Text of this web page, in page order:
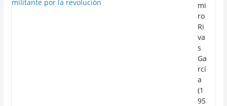
mi
ro
Ri
va
s
Ga
rcí
a
(1
95